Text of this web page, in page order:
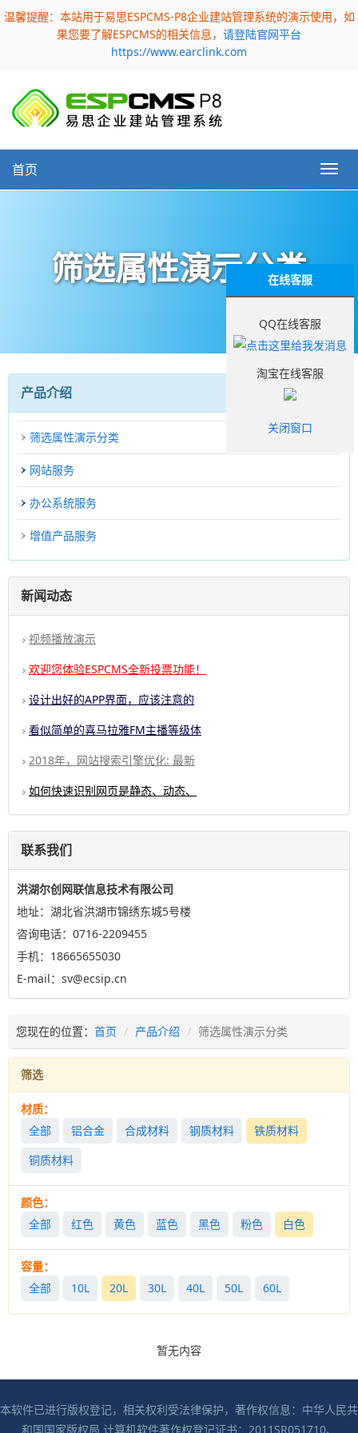
温馨提醒：本站用于易思ESPCMS-P8企业建站管理系统的演示使用，如
果您要了解ESPCMS的相关信息， 请登陆官网平台
https://www.earclink.com
首页
筛选属性演示分类
产品介绍
筛选属性演示分类
网站服务
办公系统服务
增值产品服务
新闻动态
视频播放演示
欢迎您体验ESPCMS全新投票功能！
设计出好的APP界面，应该注意的
看似简单的喜马拉雅FM主播等级体
2018年，网站搜索引擎优化: 最新
如何快速识别网页是静态、动态、
联系我们
洪湖尔创网联信息技术有限公司
地址：湖北省洪湖市锦绣东城5号楼
咨询电话：0716-2209455
手机：18665655030
E-mail：sv@ecsip.cn
您现在的位置： 首页 产品介绍 筛选属性演示分类
筛选
材质：
全部
铝合金 合成材料 钢质材料
铁质材料
铜质材料
颜色：
全部
红色 黄色 蓝色 黑色 粉色 白色
容量：
全部
10L 20L 30L 40L 50L 60L
暂无内容
本软件已进行版权登记，相关权利受法律保护，著作权信息：中华人民共
和国国家版权局 计算机软件著作权登记证书：2011SR051710、
在线客服
QQ在线客服
淘宝在线客服
关闭窗口